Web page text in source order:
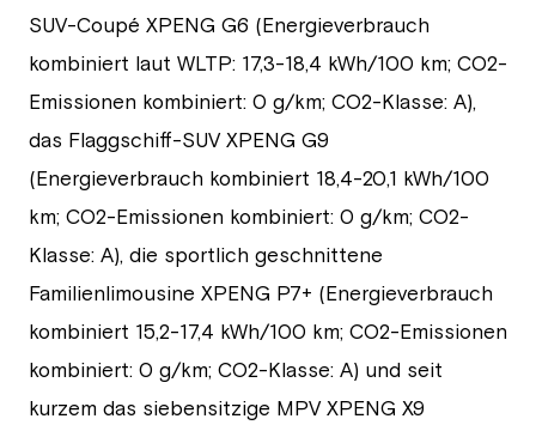
SUV-Coupé XPENG G6 (Energieverbrauch
kombiniert laut WLTP: 17,3-18,4 kWh/100 km; CO2-
Emissionen kombiniert: 0 g/km; CO2-Klasse: A),
das Flaggschiff-SUV XPENG G9
(Energieverbrauch kombiniert 18,4-20,1 kWh/100
km; CO2-Emissionen kombiniert: 0 g/km; CO2-
Klasse: A), die sportlich geschnittene
Familienlimousine XPENG P7+ (Energieverbrauch
kombiniert 15,2-17,4 kWh/100 km; CO2-Emissionen
kombiniert: 0 g/km; CO2-Klasse: A) und seit
kurzem das siebensitzige MPV XPENG X9